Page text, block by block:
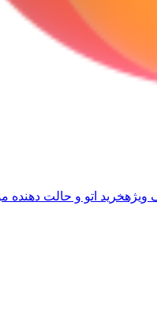
ویژهخرید اتو و حالت دهنده